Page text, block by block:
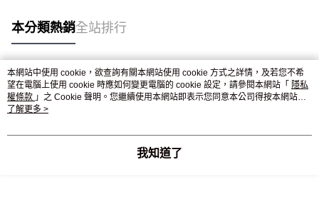
本分類熱銷全站排行
熱門標籤
本網站中使用 cookie，欲查詢有關本網站使用 cookie 方式之詳情，及若您不希
望在電腦上使用 cookie 時應如何變更電腦的 cookie 設定，請參閱本網站「 隱私
權條款 」之 Cookie 聲明。您繼續使用本網站即表示您同意本公司得按本網站使
用條款之 Cookie 聲明使用 cookie。
了解更多 >
我知道了